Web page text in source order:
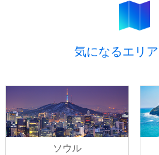
気になるエリ
ソウル